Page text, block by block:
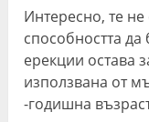
Интересно, те
способността
ерекции остава
използвана от
-годишна